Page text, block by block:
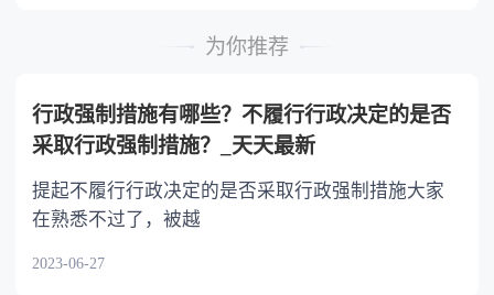
的继承人，不尽扶养义务的，分配遗产时，应当
为你推荐
行政强制措施有哪些？不履行行政决定的是否
采取行政强制措施？_天天最新
提起不履行行政决定的是否采取行政强制措施大家
在熟悉不过了，被越
2023-06-27